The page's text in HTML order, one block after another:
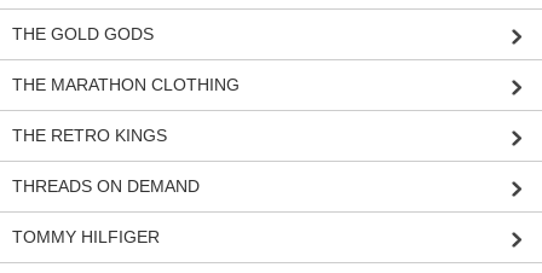
THE GOLD GODS
THE MARATHON CLOTHING
THE RETRO KINGS
THREADS ON DEMAND
TOMMY HILFIGER